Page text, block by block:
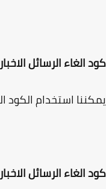
الغاء الرسائل
استخدام الكود
الغاء الرسائل